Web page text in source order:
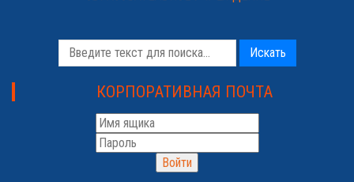
Искать
КОРПОРАТИВНАЯ ПОЧТА